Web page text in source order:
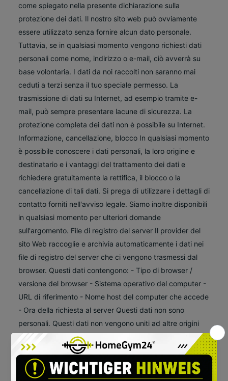
come spiegato nella presente dichiarazione sulla
protezione dei dati. Il nostro sito web può ovviamente
essere utilizzato senza fornire alcun dato personale.
Tuttavia, se in qualsiasi momento vengono richiesti dati
personali come nome, indirizzo o e-mail, ciò avverrà su
base volontaria. I dati da noi raccolti non saranno mai
ceduti a terzi senza il tuo speciale permesso. La
trasmissione di dati su Internet, ad esempio tramite e-
mail, può sempre presentare lacune di sicurezza. La
protezione completa dei dati non è possibile su Internet.
Informazione, cancellazione, blocco In qualsiasi momento
è possibile conoscere i dati personali, la loro origine e
destinatario e i vantaggi del trattamento dei dati e
richiedere gratuitamente la rettifica, il blocco o la
cancellazione di tali dati. Si prega di utilizzare i dettagli di
contatto forniti nell'avviso legale. Siamo inoltre disponibili
in qualsiasi momento per ulteriori domande
sull'argomento. File di registro del server Il provider del
sito Web raccoglie e archivia automaticamente i dati nei
file di registro del server che ci vengono trasmessi dal
browser. Questi dati contengono: - Tipo di browser /
versione del browser - Sistema operativo del computer -
URL di riferimento - Nome host del computer che accede
- Ora della richiesta al server Questi dati non sono
personali. Questi dati non vengono uniti ad altre origini
dati. Se veniamo a conoscenza di indicazioni specifiche
di uso illegale, ci riserviamo il diritto di controllare questi
dati a posteriori. Cookie Molti siti web utilizzano i cookie. I
cookie sono innocui per il tuo computer e privi di virus.